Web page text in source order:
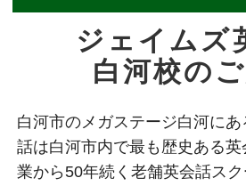
ジェイムズ
白河校の
白河市のメガステージ白河に
話は白河市内で最も歴史ある英
業から50年続く老舗英会話ス